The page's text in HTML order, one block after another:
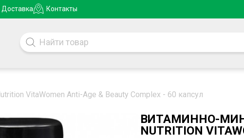
Доставка Контакты
VitaWomen Anti-Age & Beauty Complex - 60 капсул
ВИТАМИННО-
NUTRITION